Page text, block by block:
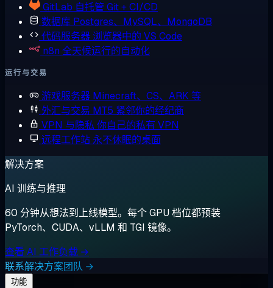
GitLab 自托管 Git + CI/CD
数据库 Postgres、MySQL、MongoDB
代码服务器 浏览器中的 VS Code
n8n 全天候运行的自动化
运行与交易
游戏服务器 Minecraft、CS、ARK 等
外汇与交易 MT5 紧邻你的经纪商
VPN 与隐私 你自己的私有 VPN
远程工作站 永不休眠的桌面
解决方案
AI 训练与推理
60 分钟从想法到上线模型。每个 GPU 档位都预装
PyTorch、CUDA、vLLM 和 TGI 镜像。
查看 AI 工作负载 →
联系解决方案团队 →